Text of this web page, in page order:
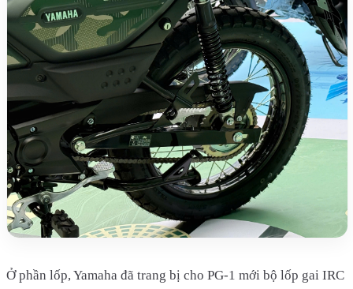
Ở phần lốp, Yamaha đã trang bị cho PG-1 mới bộ lốp gai IRC